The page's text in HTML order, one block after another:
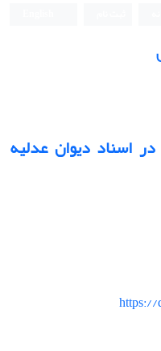
در اسناد دیوان عدلیه
https://